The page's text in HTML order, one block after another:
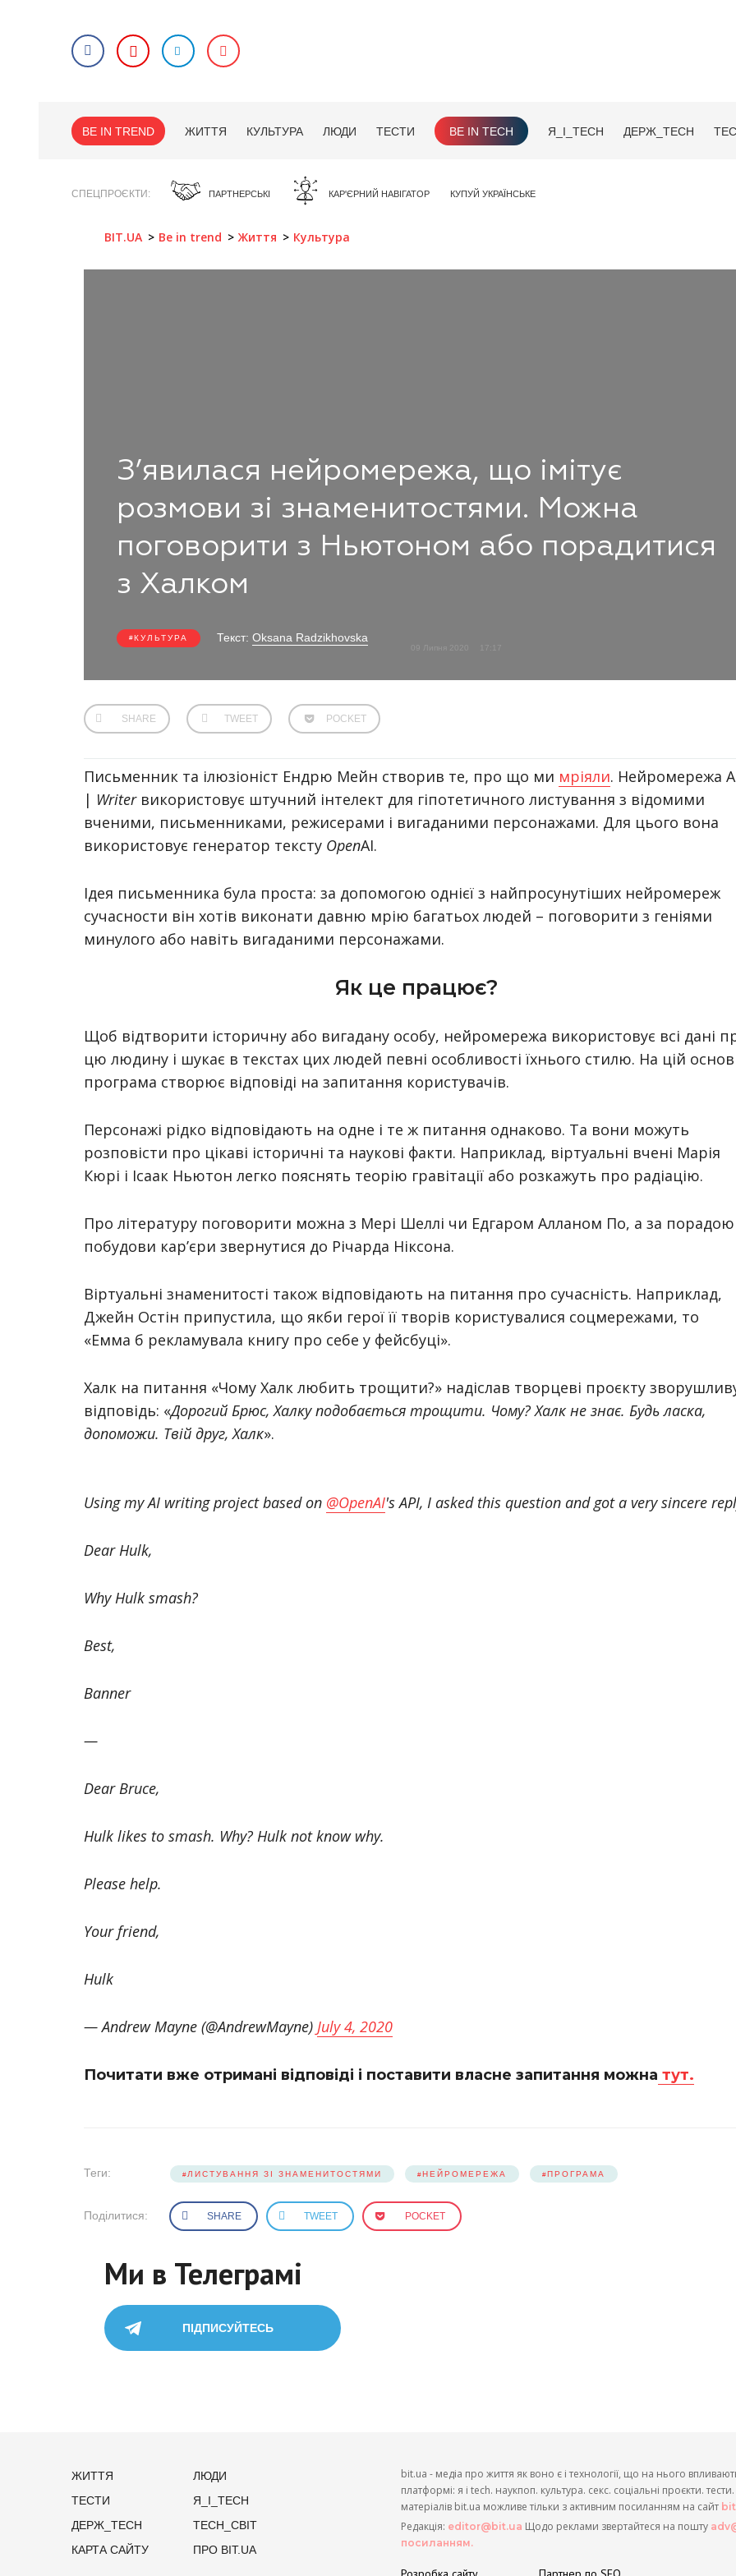
BE IN TREND ЖИТТЯ КУЛЬТУРА ЛЮДИ ТЕСТИ BE IN TECH Я_І_TECH ДЕРЖ_TECH
СПЕЦПРОЄКТИ ПАРТНЕРСЬКІ КАР'ЄРНИЙ НАВІГАТОР КУПУЙ УКРАЇНСЬКЕ
BIT.UA Be in trend Життя Культура
З’явилася нейромережа, що імітує
розмови зі знаменитостями. Можна
поговорити з Ньютоном або порадитися
з Халком
КУЛЬТУРА Текст: Oksana Radzikhovska
09 Липня 2020 17:17
SHARE TWEET POCKET
Письменник та ілюзіоніст Ендрю Мейн створив те, про що ми мріяли. Нейромережа
| Writer використовує штучний інтелект для гіпотетичного листування з відомими
вченими, письменниками, режисерами і вигаданими персонажами. Для цього вона
використовує генератор тексту OpenAI.
Ідея письменника була проста: за допомогою однієї з найпросунутіших нейромереж
сучасности він хотів виконати давню мрію багатьох людей – поговорити з геніями
минулого або навіть вигаданими персонажами.
Як це працює?
Щоб відтворити історичну або вигадану особу, нейромережа використовує всі дані
цю людину і шукає в текстах цих людей певні особливості їхнього стилю. На цій
програма створює відповіді на запитання користувачів.
Персонажі рідко відповідають на одне і те ж питання однаково. Та вони можуть
розповісти про цікаві історичні та наукові факти. Наприклад, віртуальні вчені Марія
Кюрі і Ісаак Ньютон легко пояснять теорію гравітації або розкажуть про радіацію.
Про літературу поговорити можна з Мері Шеллі чи Едгаром Алланом По, а за
побудови кар’єри звернутися до Річарда Ніксона.
Віртуальні знаменитості також відповідають на питання про сучасність. Наприклад,
Джейн Остін припустила, що якби герої її творів користувалися соцмережами, то
«Емма б рекламувала книгу про себе у фейсбуці».
Халк на питання «Чому Халк любить трощити?» надіслав творцеві проєкту
відповідь: «Дорогий Брюс, Халку подобається трощити. Чому? Халк не знає. Будь ласка,
допоможи. Твій друг, Халк».
Using my AI writing project based on @OpenAI's API, I asked this question and got a very sincere
Dear Hulk,
Why Hulk smash?
Best,
Banner
—
Dear Bruce,
Hulk likes to smash. Why? Hulk not know why.
Please help.
Your friend,
Hulk
— Andrew Mayne (@AndrewMayne) July 4, 2020
Почитати вже отримані відповіді і поставити власне запитання можна тут.
Теги: ЛИСТУВАННЯ ЗІ ЗНАМЕНИТОСТЯМИ НЕЙРОМЕРЕЖА ПРОГРАМА
Поділитися: SHARE TWEET POCKET
Ми в Телеграмі
ПІДПИСУЙТЕСЬ
ЖИТТЯ
ЛЮДИ
ТЕСТИ
Я_І_TECH
ДЕРЖ_TECH
TECH_СВІТ
КАРТА САЙТУ
ПРО BIT.UA
bit.ua - медіа про життя як воно є і технології, що на нього
платформі: я і tech. наукпоп. культура. секс. соціальні проєкти.
матеріалів bit.ua можливе тільки з активним посиланням на сайт
Редакція: editor@bit.ua Щодо реклами звертайтеся на пошту
посиланням.